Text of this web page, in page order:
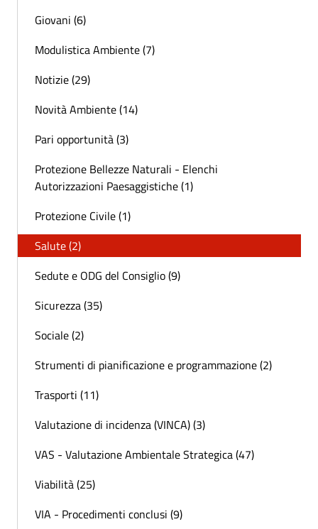
Giovani (6)
Modulistica Ambiente (7)
Notizie (29)
Novità Ambiente (14)
Pari opportunità (3)
Protezione Bellezze Naturali - Elenchi
Autorizzazioni Paesaggistiche (1)
Protezione Civile (1)
Salute (2)
Sedute e ODG del Consiglio (9)
Sicurezza (35)
Sociale (2)
Strumenti di pianificazione e programmazione (2)
Trasporti (11)
Valutazione di incidenza (VINCA) (3)
VAS - Valutazione Ambientale Strategica (47)
Viabilità (25)
VIA - Procedimenti conclusi (9)